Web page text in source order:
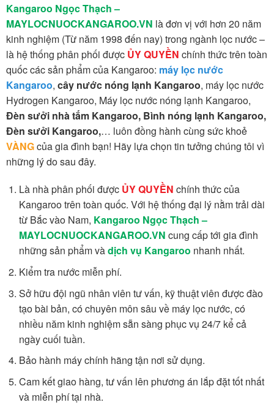
Kangaroo Ngọc Thạch –
MAYLOCNUOCKANGAROO.VN là đơn vị với hơn 20 năm
kinh nghiệm (Từ năm 1998 đến nay) trong ngành lọc nước –
là hệ thống phân phối được ỦY QUYỀN chính thức trên toàn
quốc các sản phẩm của Kangaroo: máy lọc nước
Kangaroo, cây nước nóng lạnh Kangaroo, máy lọc nước
Hydrogen Kangaroo, Máy lọc nước nóng lạnh Kangaroo,
Đèn sưởi nhà tắm Kangaroo, Bình nóng lạnh Kangaroo,
Đèn sưởi Kangaroo,… luôn đồng hành cùng sức khoẻ
VÀNGcủa gia đình bạn! Hãy lựa chọn tin tưởng chúng tôi vì
những lý do sau đây.
Là nhà phân phối được ỦY QUYỀN chính thức của
Kangaroo trên toàn quốc. Với hệ thống đại lý nằm trải dài
từ Bắc vào Nam, Kangaroo Ngọc Thạch –
MAYLOCNUOCKANGAROO.VN cung cấp tới gia đình
những sản phẩm vàdịch vụ Kangaroo nhanh nhất.
Kiểm tra nước miễn phí.
Sở hữu đội ngũ nhân viên tư vấn, kỹ thuật viên được đào
tạo bài bản, có chuyên môn sâu về máy lọc nước, có
nhiều năm kinh nghiệm sẵn sàng phục vụ 24/7 kể cả
ngày cuối tuần.
Bảo hành máy chính hãng tận nơi sử dụng.
Cam kết giao hàng, tư vấn lên phương án lắp đặt tốt nhất
và miễn phí tại nhà.